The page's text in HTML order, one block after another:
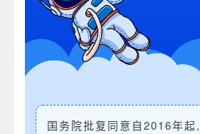
国务院批复同意自2016年